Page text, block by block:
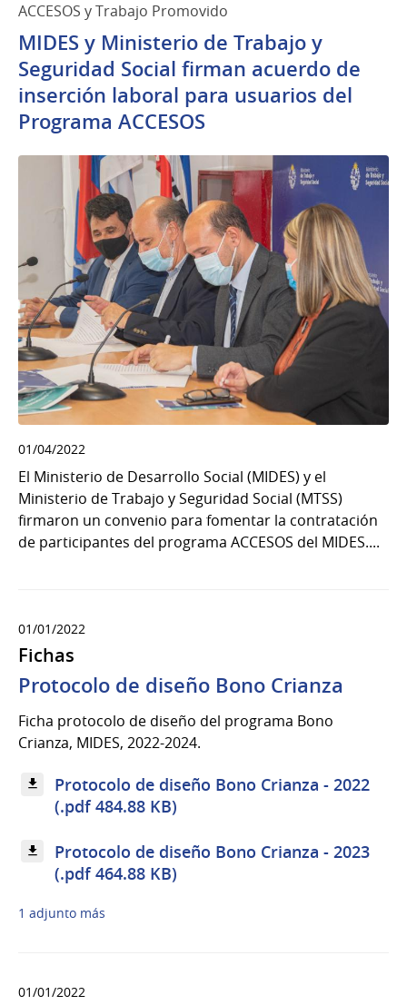
ACCESOS y Trabajo Promovido
MIDES y Ministerio de Trabajo y
Seguridad Social firman acuerdo de
inserción laboral para usuarios del
Programa ACCESOS
01/04/2022
El Ministerio de Desarrollo Social (MIDES) y el
Ministerio de Trabajo y Seguridad Social (MTSS)
firmaron un convenio para fomentar la contratación
de participantes del programa ACCESOS del MIDES....
01/01/2022
Fichas
Protocolo de diseño Bono Crianza
Ficha protocolo de diseño del programa Bono
Crianza, MIDES, 2022-2024.
Protocolo de diseño Bono Crianza - 2022
(.pdf 484.88 KB)
Protocolo de diseño Bono Crianza - 2023
(.pdf 464.88 KB)
1 adjunto más
01/01/2022